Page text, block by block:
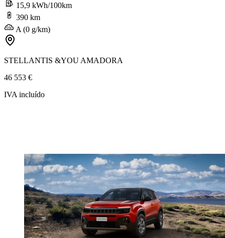
15,9 kWh/100km
390 km
A (0 g/km)
STELLANTIS &YOU AMADORA
46 553 €
IVA incluído